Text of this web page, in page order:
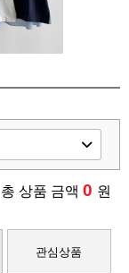
총 상품 금액 0 원
관심상품